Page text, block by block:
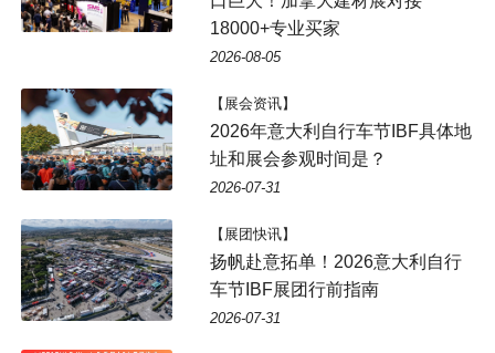
18000+专业买家
2026-08-05
【展会资讯】
2026年意大利自行车节IBF具体地
址和展会参观时间是？
2026-07-31
【展团快讯】
扬帆赴意拓单！2026意大利自行
车节IBF展团行前指南
2026-07-31